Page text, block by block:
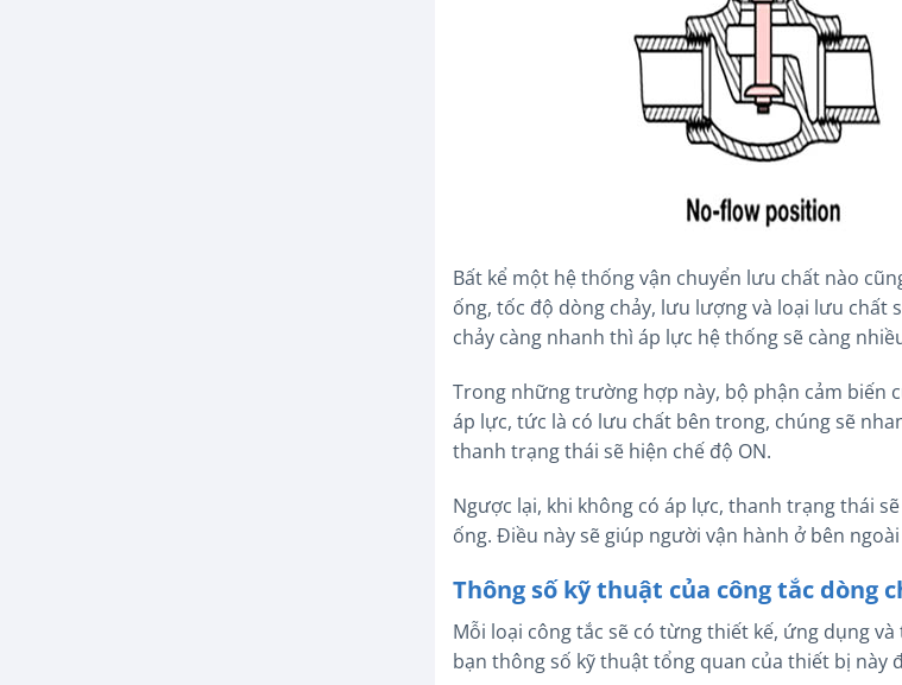
Bất kể một hệ thống vận chuyển lưu chất nào
ống, tốc độ dòng chảy, lưu lượng và loại lưu
chảy càng nhanh thì áp lực hệ thống sẽ càng
Trong những trường hợp này, bộ phận cảm biến
áp lực, tức là có lưu chất bên trong, chúng sẽ
thanh trạng thái sẽ hiện chế độ ON.
Ngược lại, khi không có áp lực, thanh trạng thái
ống. Điều này sẽ giúp người vận hành ở bên
Thông số kỹ thuật của công tắc dòng
Mỗi loại công tắc sẽ có từng thiết kế, ứng dụng
bạn thông số kỹ thuật tổng quan của thiết bị này